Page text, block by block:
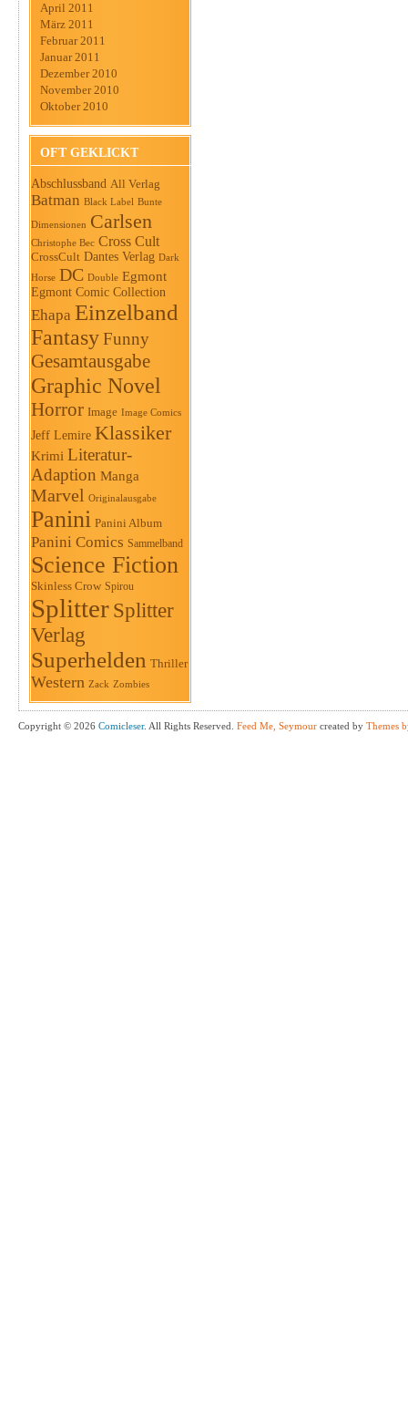
April 2011
März 2011
Februar 2011
Januar 2011
Dezember 2010
November 2010
Oktober 2010
OFT GEKLICKT
Abschlussband All Verlag
Batman Black Label Bunte
Dimensionen Carlsen
Christophe Bec Cross Cult
CrossCult Dantes Verlag Dark
Horse DC Double Egmont
Egmont Comic Collection
Ehapa Einzelband
FantasyFunny
Gesamtausgabe
Graphic Novel
Horror Image Image Comics
Jeff Lemire Klassiker
Krimi Literatur-
Adaption Manga
Marvel Originalausgabe
Panini Panini Album
Panini Comics Sammelband
Science Fiction
Skinless Crow Spirou
Splitter Splitter
Verlag
Superhelden Thriller
Western Zack Zombies
Copyright © 2026 Comicleser. All Rights Reserved. Feed Me, Seymour created by Themes